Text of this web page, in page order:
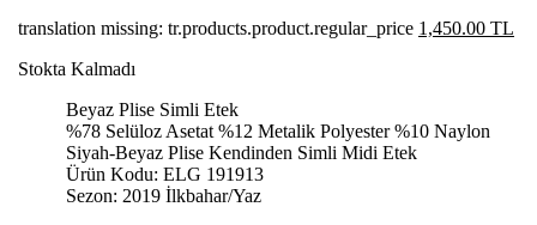
translation missing: tr.products.product.regular_price 1,450.00 TL
Stokta Kalmadı
Beyaz Plise Simli Etek
%78 Selüloz Asetat %12 Metalik Polyester %10 Naylon
Siyah-Beyaz Plise Kendinden Simli Midi Etek
Ürün Kodu: ELG 191913
Sezon: 2019 İlkbahar/Yaz